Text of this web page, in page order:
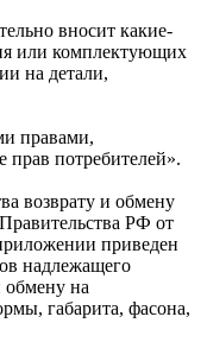
вносит какие-
или комплектующих
на детали,
правами,
потребителей».
возврату и обмену
РФ от
приведен
надлежащего
обмену на
габарита, фасона,